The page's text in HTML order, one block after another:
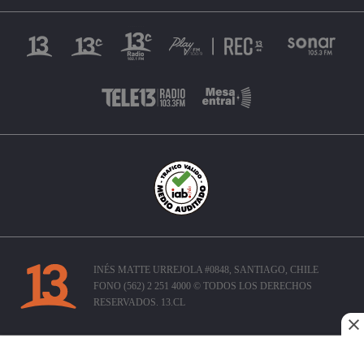
INÉS MATTE URREJOLA #0848, SANTIAGO, CHILE
FONO (562) 2 251 4000 © TODOS LOS DERECHOS
RESERVADOS. 13.CL